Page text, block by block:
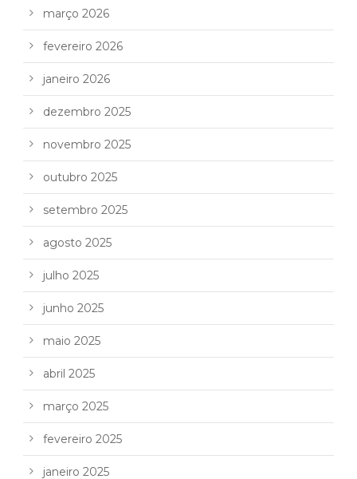
março 2026
fevereiro 2026
janeiro 2026
dezembro 2025
novembro 2025
outubro 2025
setembro 2025
agosto 2025
julho 2025
junho 2025
maio 2025
abril 2025
março 2025
fevereiro 2025
janeiro 2025